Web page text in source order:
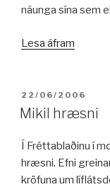
náunga sína sem
Lesa áfram
BIRT:
22/06/2006
Mikil hræsni
Í Fréttablaðinu í
hræsni. Efni
kröfuna um